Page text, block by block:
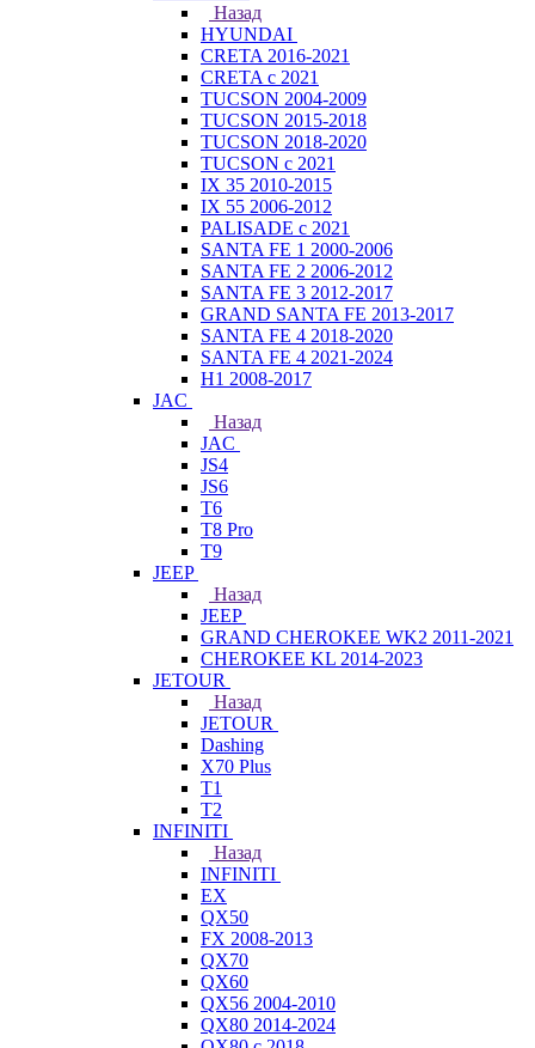
Назад
HYUNDAI
CRETA 2016-2021
CRETA с 2021
TUCSON 2004-2009
TUCSON 2015-2018
TUCSON 2018-2020
TUCSON с 2021
IX 35 2010-2015
IX 55 2006-2012
PALISADE с 2021
SANTA FE 1 2000-2006
SANTA FE 2 2006-2012
SANTA FE 3 2012-2017
GRAND SANTA FE 2013-2017
SANTA FE 4 2018-2020
SANTA FE 4 2021-2024
H1 2008-2017
JAC
Назад
JAC
JS4
JS6
T6
T8 Pro
T9
JEEP
Назад
JEEP
GRAND CHEROKEE WK2 2011-2021
CHEROKEE KL 2014-2023
JETOUR
Назад
JETOUR
Dashing
X70 Plus
T1
T2
INFINITI
Назад
INFINITI
EX
QX50
FX 2008-2013
QX70
QX60
QX56 2004-2010
QX80 2014-2024